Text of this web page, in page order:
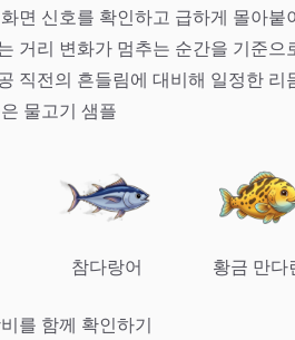
면 신호를 확인하고 급하게 몰아붙
거리 변화가 멈추는 순간을 기준으
직전의 흔들림에 대비해 일정한 리
물고기 샘플
참다랑어 황금 만다
를 함께 확인하기